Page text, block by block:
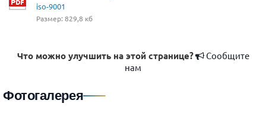
iso-9001
Размер: 829,8 кб
Что можно улучшить на этой странице?
Сообщите
нам
Фотогалерея